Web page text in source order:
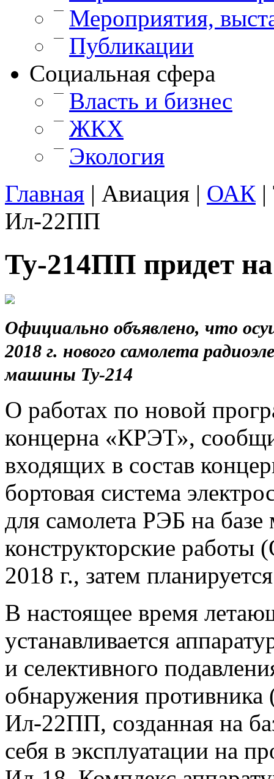
— Мероприятия,
— Публикации
Cоциальная сфера
— Власть и бизнес
— ЖКХ
—
Экология
Главная | Авиация | ОАК |
Ил-22ПП
Ту-214ПП придет
Официально объявлено, что
2018 г. нового самолета
машины Ту-214
О работах по новой
концерна «КРЭТ»,
входящих в состав
бортовая система
для самолета РЭБ на
конструкторские
2018 г., затем
В настоящее время
устанавливается
и селективного
обнаружения
Ил-22ПП, созданная на
себя в эксплуатации на